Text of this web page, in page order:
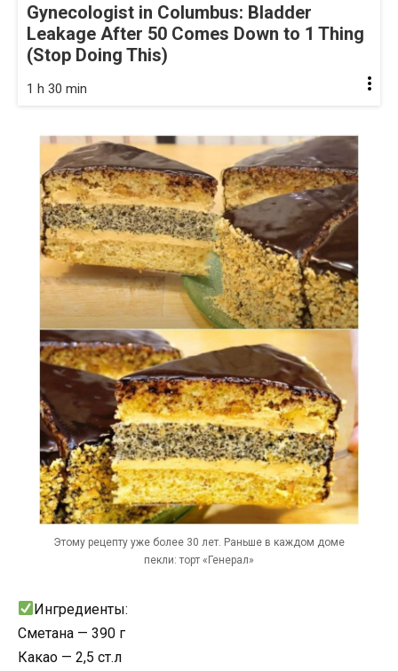
Gynecologist in Columbus: Bladder
Leakage After 50 Comes Down to 1 Thing
(Stop Doing This)
1 h 30 min
Этому рецепту уже более 30 лет. Раньше в каждом доме
пекли: торт «Генерал»
Ингредиенты:
Сметана — 390 г
Какао — 2,5 ст.л